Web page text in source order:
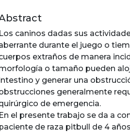
Los caninos dadas sus
durante el juego o
extraños de manera
o tamaño pueden
y generar una
generalmente
de emergencia.
En el presente trabajo se da a
de raza pitbull de 4